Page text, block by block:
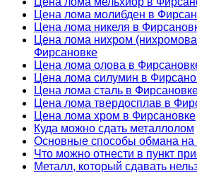
Цена лома молибден в
Цена лома никеля в
Цена лома нихром
Фирсановке
Цена лома олова в
Цена лома силумин в
Цена лома сталь в
Цена лома твердосплав в
Цена лома хром в Фирсановке
Куда можно сдать металлолом
Основные способы обмана на
Что можно отнести в пункт
Металл, который сдавать